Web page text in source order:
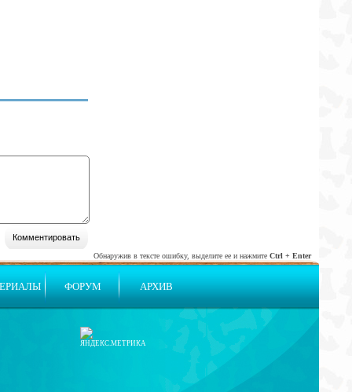
Обнаружив в тексте ошибку, выделите ее и нажмите Ctrl + Enter
ФОРУМ АРХИВ